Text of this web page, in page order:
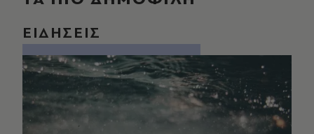
ΕΙΔΗΣΕΙΣ